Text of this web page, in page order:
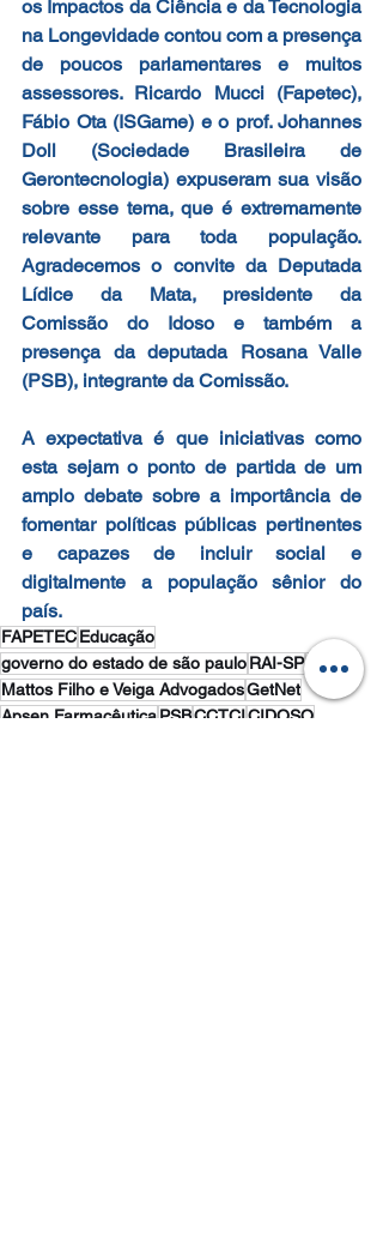
os Impactos da Ciência e da Tecnologia
na Longevidade contou com a presença
de poucos parlamentares e muitos
assessores. Ricardo Mucci (Fapetec),
Fábio Ota (ISGame) e o prof. Johannes
Doll (Sociedade Brasileira de
Gerontecnologia) expuseram sua visão
sobre esse tema, que é extremamente
relevante para toda população.
Agradecemos o convite da Deputada
Lídice da Mata, presidente da
Comissão do Idoso e também a
presença da deputada Rosana Valle
(PSB), integrante da Comissão.
A expectativa é que iniciativas como
esta sejam o ponto de partida de um
amplo debate sobre a importância de
fomentar políticas públicas pertinentes
e capazes de incluir social e
digitalmente a população sênior do
país.
FAPETECEducação
governo do estado de são pauloRAI-SPBayer
Mattos Filho e Veiga AdvogadosGetNet
Apsen FarmacêuticaPSBCCTCICIDOSO